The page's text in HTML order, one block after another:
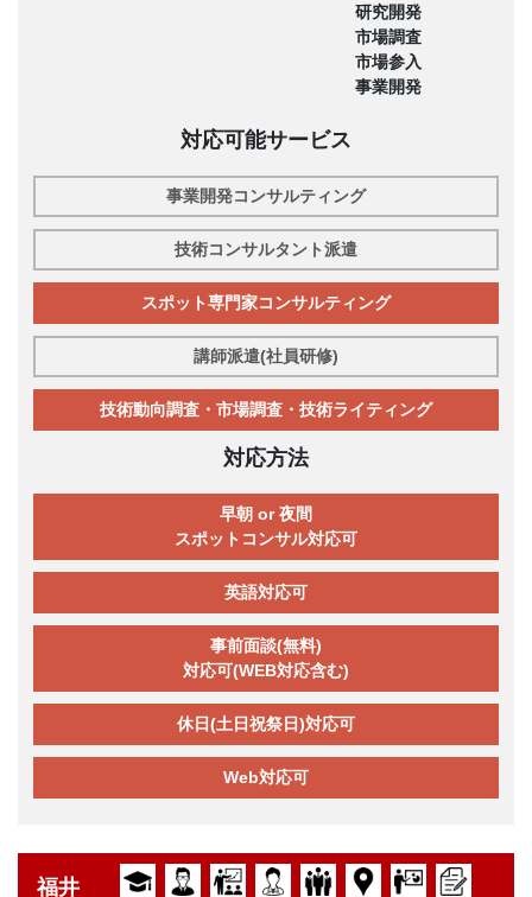
研究開発
市場調査
市場参入
事業開発
対応可能サービス
事業開発コンサルティング
技術コンサルタント派遣
スポット専門家コンサルティング
講師派遣(社員研修)
技術動向調査・市場調査・技術ライティング
対応方法
早朝 or 夜間
スポットコンサル対応可
英語対応可
事前面談(無料)
対応可(WEB対応含む)
休日(土日祝祭日)対応可
Web対応可
福井